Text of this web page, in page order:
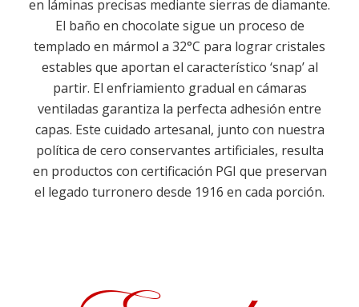
en láminas precisas mediante sierras de diamante.
El baño en chocolate sigue un proceso de
templado en mármol a 32°C para lograr cristales
estables que aportan el característico ‘snap’ al
partir. El enfriamiento gradual en cámaras
ventiladas garantiza la perfecta adhesión entre
capas. Este cuidado artesanal, junto con nuestra
política de cero conservantes artificiales, resulta
en productos con certificación PGI que preservan
el legado turronero desde 1916 en cada porción.